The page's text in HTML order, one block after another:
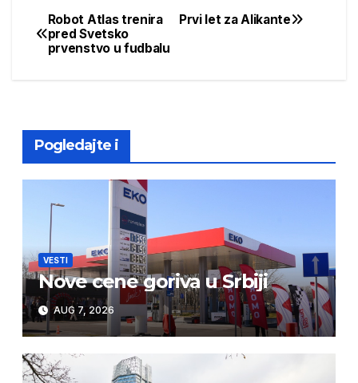
Post
navigation
Prvi let za Alikante
Robot Atlas trenira
pred Svetsko
prvenstvo u fudbalu
Pogledajte i
VESTI
Nove cene goriva u Srbiji
AUG 7, 2026